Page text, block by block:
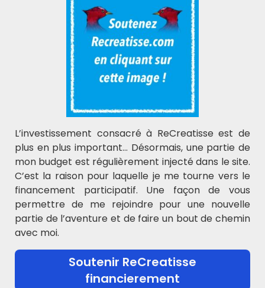
Découvrez Maître Hibou
Rencontrez Maître Hibou, une
Intelligence artificielle qui enrichit
l'éducation. Il soutient les
enseignants, les parents, éveille la
curiosité des enfants et peut apporter son aide
pour les devoirs, rendant l'apprentissage amusant
et accessible.
Essayer Maître Hibou
L'actualité ReCreatisse
N'hésitez pas à laisser votre e-mail ci-dessous.
L’investissement consacré à ReCreatisse est de
plus en plus important… Désormais, une partie de
mon budget est régulièrement injecté dans le site.
C’est la raison pour laquelle je me tourne vers le
financement participatif. Une façon de vous
permettre de me rejoindre pour une nouvelle
partie de l’aventure et de faire un bout de chemin
avec moi.
Soutenir ReCreatisse
financierement